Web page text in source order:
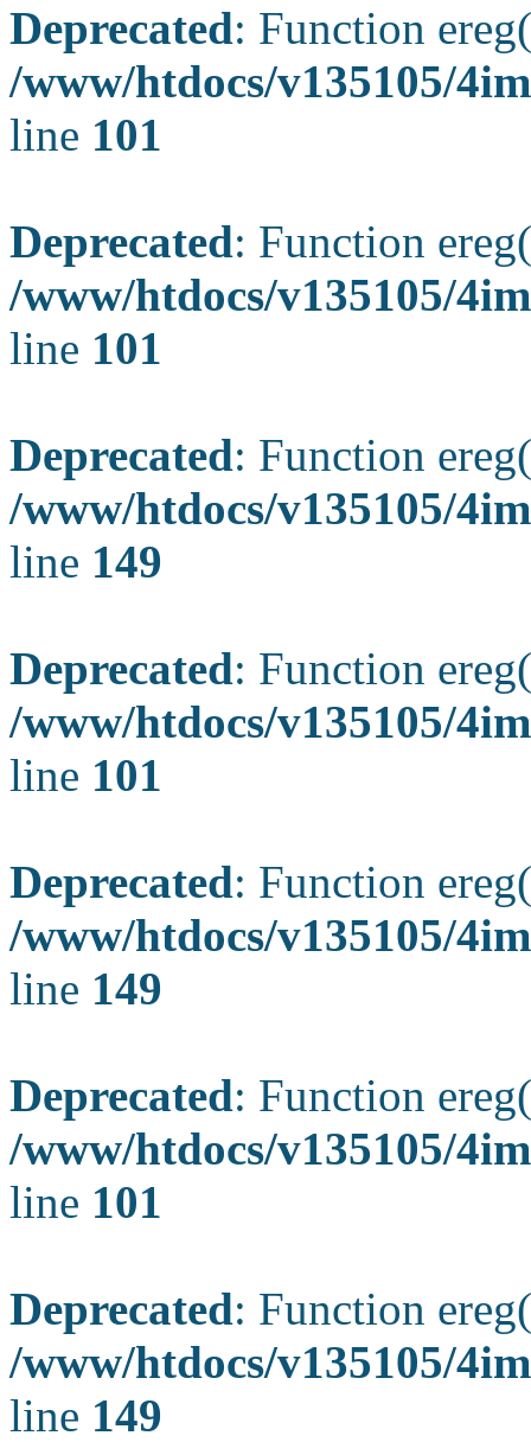
Deprecated: Function
/www/htdocs/v135105/
line 101
Deprecated: Function
/www/htdocs/v135105/
line 101
Deprecated: Function
/www/htdocs/v135105/
line 149
Deprecated: Function
/www/htdocs/v135105/
line 101
Deprecated: Function
/www/htdocs/v135105/
line 149
Deprecated: Function
/www/htdocs/v135105/
line 101
Deprecated: Function
/www/htdocs/v135105/
line 149